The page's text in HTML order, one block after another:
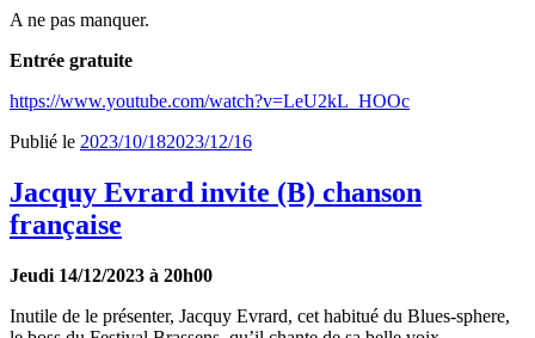
A ne pas manquer.
Entrée gratuite
https://www.youtube.com/watch?v=LeU2kL_HOOc
Publié le 2023/10/182023/12/16
Jacquy Evrard invite (B) chanson
française
Jeudi 14/12/2023 à 20h00
Inutile de le présenter, Jacquy Evrard, cet habitué du Blues-sphere,